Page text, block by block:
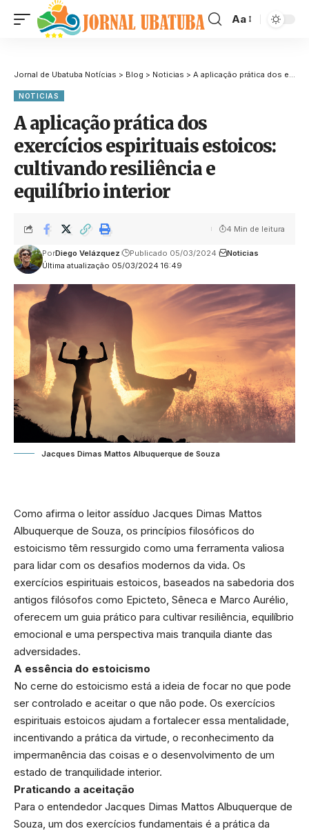
Aa
Jornal de Ubatuba Notícias > Blog > Noticias > A aplicação prática dos exercícios espirituais estoicos: cultivando resiliência e equilíbrio interior
NOTICIAS
A aplicação prática dos
exercícios espirituais estoicos:
cultivando resiliência e
equilíbrio interior
Última atualização 05/03/2024 16:49
PorDiego Velázquez Publicado 05/03/2024 Noticias
4 Min de leitura
Jacques Dimas Mattos Albuquerque de Souza
Como afirma o leitor assíduo Jacques Dimas Mattos
Albuquerque de Souza, os princípios filosóficos do
estoicismo têm ressurgido como uma ferramenta valiosa
para lidar com os desafios modernos da vida. Os
exercícios espirituais estoicos, baseados na sabedoria dos
antigos filósofos como Epicteto, Sêneca e Marco Aurélio,
oferecem um guia prático para cultivar resiliência, equilíbrio
emocional e uma perspectiva mais tranquila diante das
adversidades.
A essência do estoicismo
No cerne do estoicismo está a ideia de focar no que pode
ser controlado e aceitar o que não pode. Os exercícios
espirituais estoicos ajudam a fortalecer essa mentalidade,
incentivando a prática da virtude, o reconhecimento da
impermanência das coisas e o desenvolvimento de um
estado de tranquilidade interior.
Praticando a aceitação
Para o entendedor Jacques Dimas Mattos Albuquerque de
Souza, um dos exercícios fundamentais é a prática da